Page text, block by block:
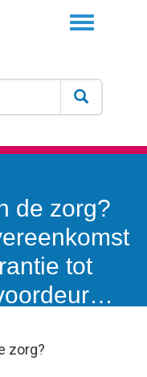
Toggle
de zorg?
tot
zorg?